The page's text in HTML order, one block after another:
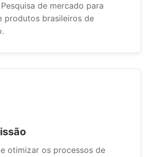
de mercado para
produtos brasileiros de
otimizar os processos de